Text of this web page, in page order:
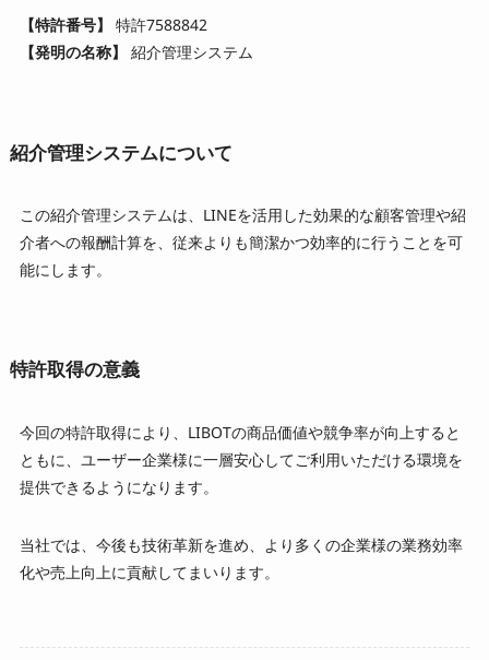
【特許番号】
特許7588842
【発明の名称】
紹介管理システム
紹介管理システムについて
この紹介管理システムは、LINEを活用した効果的な顧客管理や紹
介者への報酬計算を、従来よりも簡潔かつ効率的に行うことを可
能にします。
特許取得の意義
今回の特許取得により、LIBOTの商品価値や競争率が向上すると
ともに、ユーザー企業様に一層安心してご利用いただける環境を
提供できるようになります。
当社では、今後も技術革新を進め、より多くの企業様の業務効率
化や売上向上に貢献してまいります。